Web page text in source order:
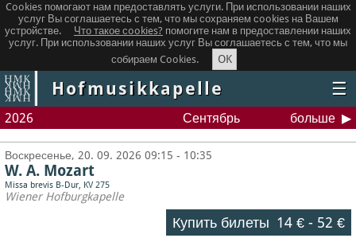
Cookies помогают нам предоставлять услуги. При использовании наших
услуг Вы соглашаетесь с тем, что мы сохраняем сookies на Вашем
устройстве.
Что такое сookies? помогите нам в предоставлении наших
услуг. При использовании наших услуг Вы соглашаетесь с тем, что мы
собираем Cookies.
OK
Hofmusikkapelle ☰
2026 Сентябрь больше
Воскресенье, 20. 09. 2026 09:15 - 10:35
W. A. Mozart
Missa brevis B-Dur, KV 275
Wiener Hofburgkapelle
Купить билеты 14 €- 52 €